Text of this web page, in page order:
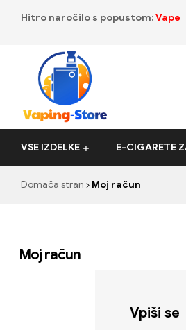
Hitro naročilo s popustom:Vape
Vaping-
Store.de
VSE IZDELKE E-CIGARETE
Domača stran Moj račun
Moj račun
Vpiši se